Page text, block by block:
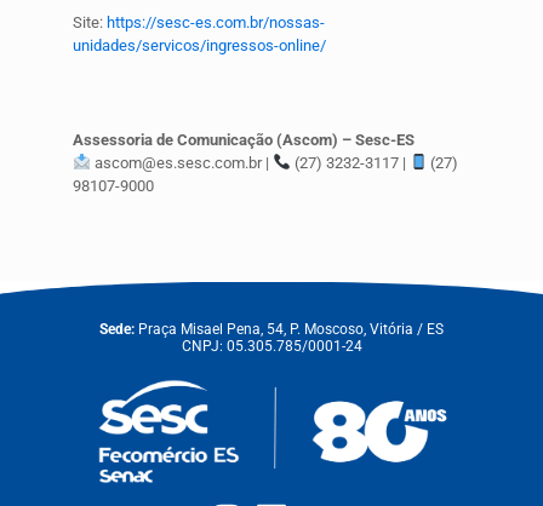
Site: https://sesc-es.com.br/nossas-
unidades/servicos/ingressos-online/
Assessoria de Comunicação (Ascom) – Sesc-ES
ascom@es.sesc.com.br |
(27) 3232-3117 |
(27)
98107-9000
Sede: Praça Misael Pena, 54, P. Moscoso, Vitória / ES
CNPJ: 05.305.785/0001-24